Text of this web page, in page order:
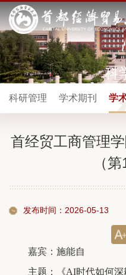
科
科研管理 学术期刊 学
首经贸工商管理
（
发布时间：2026-05-13
嘉宾：施能自
主题：《AI时代如何深